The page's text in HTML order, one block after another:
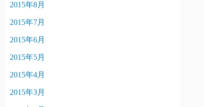
2015年8月
2015年7月
2015年6月
2015年5月
2015年4月
2015年3月